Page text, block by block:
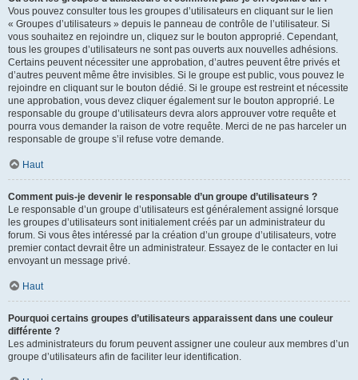
Vous pouvez consulter tous les groupes d’utilisateurs en cliquant sur le lien
« Groupes d’utilisateurs » depuis le panneau de contrôle de l’utilisateur. Si
vous souhaitez en rejoindre un, cliquez sur le bouton approprié. Cependant,
tous les groupes d’utilisateurs ne sont pas ouverts aux nouvelles adhésions.
Certains peuvent nécessiter une approbation, d’autres peuvent être privés et
d’autres peuvent même être invisibles. Si le groupe est public, vous pouvez le
rejoindre en cliquant sur le bouton dédié. Si le groupe est restreint et nécessite
une approbation, vous devez cliquer également sur le bouton approprié. Le
responsable du groupe d’utilisateurs devra alors approuver votre requête et
pourra vous demander la raison de votre requête. Merci de ne pas harceler un
responsable de groupe s’il refuse votre demande.
Haut
Comment puis-je devenir le responsable d’un groupe d’utilisateurs ?
Le responsable d’un groupe d’utilisateurs est généralement assigné lorsque
les groupes d’utilisateurs sont initialement créés par un administrateur du
forum. Si vous êtes intéressé par la création d’un groupe d’utilisateurs, votre
premier contact devrait être un administrateur. Essayez de le contacter en lui
envoyant un message privé.
Haut
Pourquoi certains groupes d’utilisateurs apparaissent dans une couleur
différente ?
Les administrateurs du forum peuvent assigner une couleur aux membres d’un
groupe d’utilisateurs afin de faciliter leur identification.